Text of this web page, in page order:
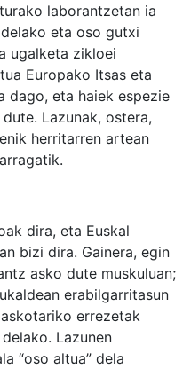
laborantzetan ia
eta oso gutxi
ugalketa zikloei
Europako Itsas eta
dago, eta haiek espezie
Lazunak, ostera,
herritarren artean
dira, eta Euskal
bizi dira. Gainera, egin
asko dute muskuluan;
erabilgarritasun
errezetak
Lazunen
“oso altua” dela